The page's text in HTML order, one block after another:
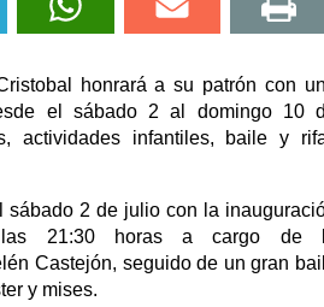
honrará a su patrón con
el sábado 2 al domingo 10
actividades infantiles, baile y
sábado 2 de julio con la
21:30 horas a cargo de
Castejón, seguido de un gran
y mises.